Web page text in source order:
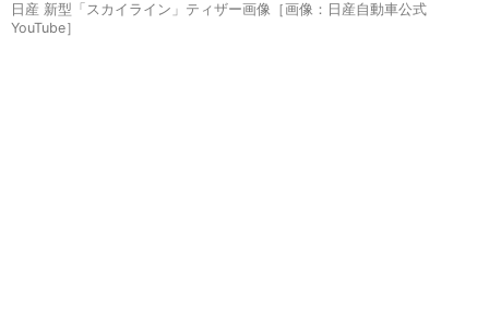
日産 新型「スカイライン」ティザー画像［画像：日産自動車公式
YouTube］